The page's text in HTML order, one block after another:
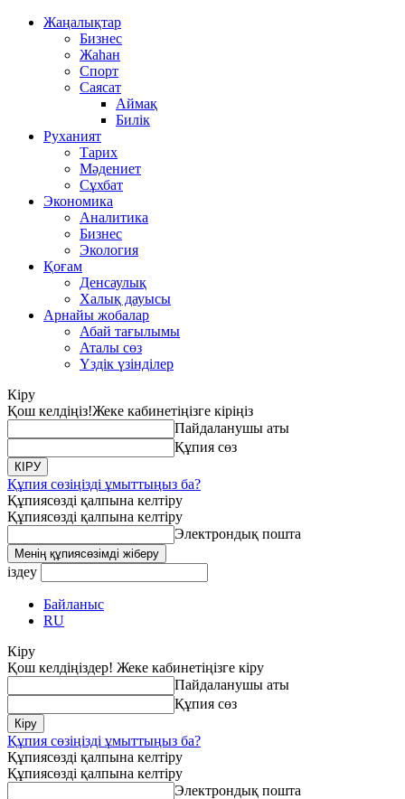
Жаңалықтар
Бизнес
Жаһан
Спорт
Саясат
Аймақ
Билік
Руханият
Тарих
Мәдениет
Сұхбат
Экономика
Аналитика
Бизнес
Экология
Қоғам
Денсаулық
Халық дауысы
Арнайы жобалар
Абай тағылымы
Аталы сөз
Үздік үзінділер
Кіру
Қош келдіңіз!Жеке кабинетіңізге кіріңіз
Пайдаланушы аты
Құпия сөз
Құпия сөзіңізді ұмыттыңыз ба?
Құпиясөзді қалпына келтіру
Құпиясөзді қалпына келтіру
Электрондық пошта
іздеу
Байланыс
RU
Кіру
Қош келдіңіздер! Жеке кабинетіңізге кіру
Пайдаланушы аты
Құпия сөз
Құпия сөзіңізді ұмыттыңыз ба?
Құпиясөзді қалпына келтіру
Құпиясөзді қалпына келтіру
Электрондық пошта